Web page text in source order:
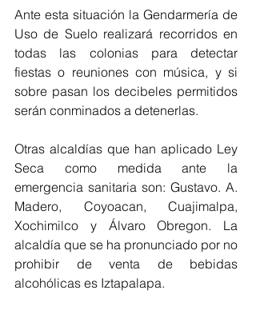
Ante esta situación la Gendarmería de
Uso de Suelo realizará recorridos en
todas las colonias para detectar
fiestas o reuniones con música, y si
sobre pasan los decibeles permitidos
serán conminados a detenerlas.
Otras alcaldías que han aplicado Ley
Seca como medida ante la
emergencia sanitaria son: Gustavo. A.
Madero, Coyoacan, Cuajimalpa,
Xochimilco y Álvaro Obregon. La
alcaldía que se ha pronunciado por no
prohibir de venta de bebidas
alcohólicas es Iztapalapa.